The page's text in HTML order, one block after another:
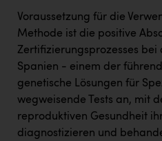
Wirtschaftskammer OÖ
Dopgas
kunden basics
kontakt
Voraussetzung für die
Methode ist die positive
Zertifizierungsprozesses
Spanien - einem der
genetische Lösungen für
wegweisende Tests an, mit
reproduktiven Gesundheit
diagnostizieren und